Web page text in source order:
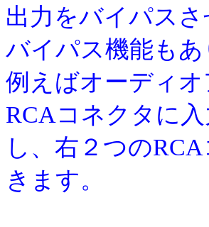
出力をバイパス
バイパス機能もあ
例えばオーディオ
RCAコネクタに入
し、右２つの
きます。